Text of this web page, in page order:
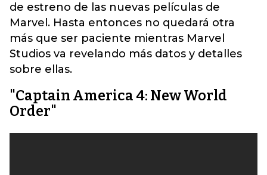
de estreno de las nuevas películas de
Marvel. Hasta entonces no quedará otra
más que ser paciente mientras Marvel
Studios va revelando más datos y detalles
sobre ellas.
"Captain America 4: New World
Order"